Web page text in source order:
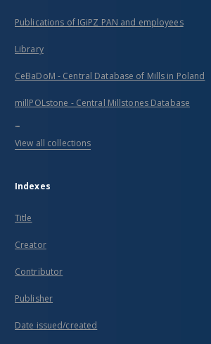
Publications of IGiPZ PAN and employees
Library
CeBaDoM - Central Database of Mills in Poland
millPOLstone - Central Millstones Database
...
View all collections
Indexes
Title
Creator
Contributor
Publisher
Date issued/created